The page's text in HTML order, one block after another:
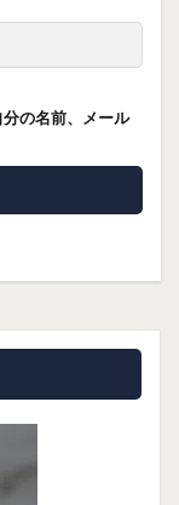
の名前、メール